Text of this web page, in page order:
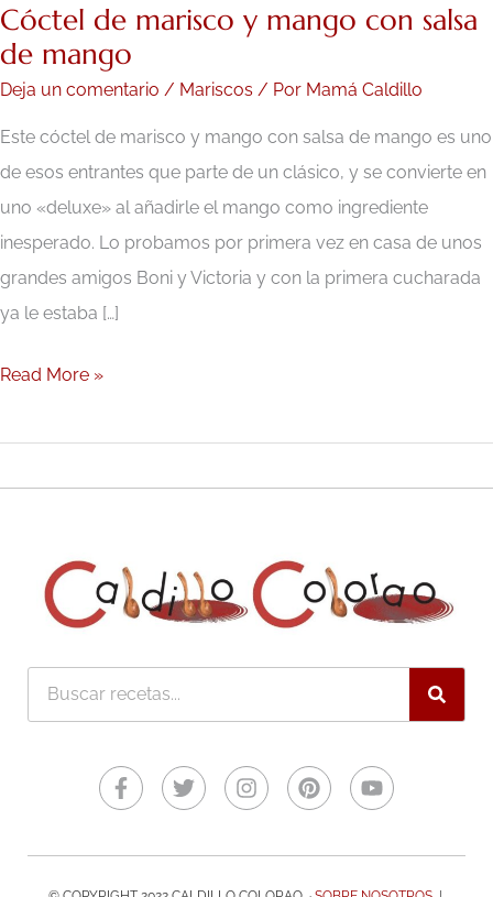
Cóctel de marisco y mango con salsa
de mango
Deja un comentario / Mariscos / Por Mamá Caldillo
Este cóctel de marisco y mango con salsa de mango es uno
de esos entrantes que parte de un clásico, y se convierte en
uno «deluxe» al añadirle el mango como ingrediente
inesperado. Lo probamos por primera vez en casa de unos
grandes amigos Boni y Victoria y con la primera cucharada
ya le estaba […]
Read More »
Buscar
f